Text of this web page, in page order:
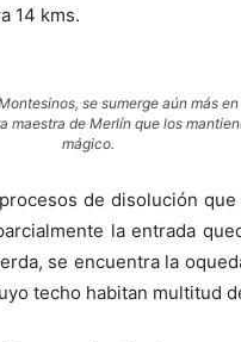
14 kms.
se sumerge aún más
maestra de Merlín que los
mágico.
de disolución
la entrada
se encuentra la
techo habitan multitud